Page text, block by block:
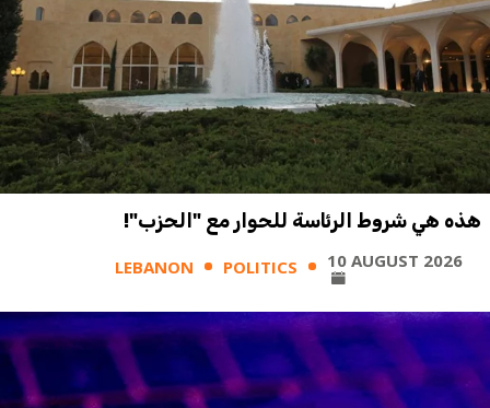
هذه هي شروط الرئاسة للحوار مع "الحزب"!
LEBANON POLITICS 10 AUGUST 2026